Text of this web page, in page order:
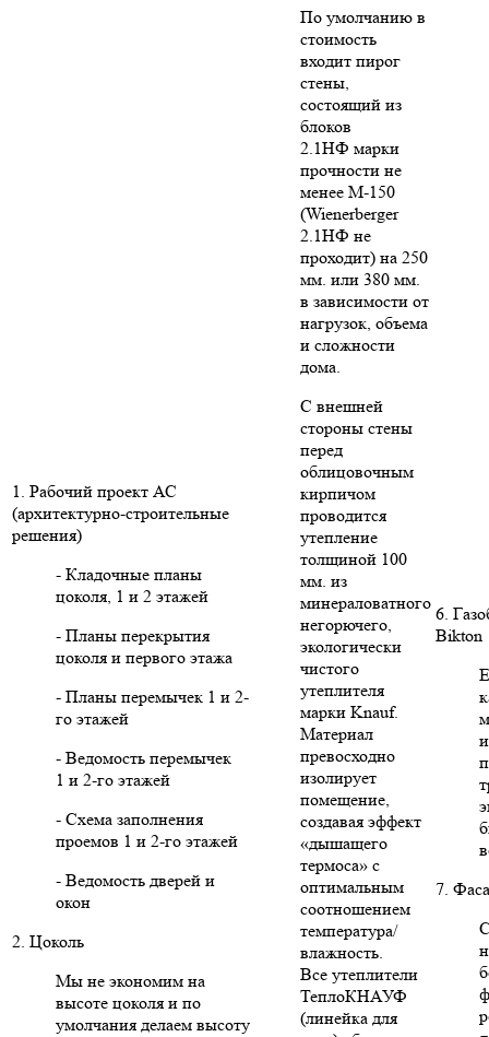
1. Рабочий проект АС
(архитектурно-строительные
решения)
- Кладочные планы
цоколя, 1 и 2 этажей
- Планы перекрытия
цоколя и первого этажа
- Планы перемычек 1 и 2-
го этажей
- Ведомость перемычек
1 и 2-го этажей
- Схема заполнения
проемов 1 и 2-го этажей
- Ведомость дверей и
окон
2. Цоколь
Мы не экономим на
высоте цоколя и по
умолчания делаем высоту
По умолчанию в
стоимость
входит пирог
стены,
состоящий из
блоков
2.1НФ марки
прочности не
менее М-150
(Wienerberger
2.1НФ не
проходит) на 250
мм. или 380 мм.
в зависимости от
нагрузок, объема
и сложности
дома.
С внешней
стороны стены
перед
облицовочным
кирпичом
проводится
утепление
толщиной 100
мм. из
минераловатного
негорючего,
экологически
чистого
утеплителя
марки Knauf.
Материал
превосходно
изолирует
помещение,
создавая эффект
«дышащего
термоса» с
оптимальным
соотношением
температура/
влажность.
Все утеплители
ТеплоКНАУФ
(линейка для
6.
Bikton
7.